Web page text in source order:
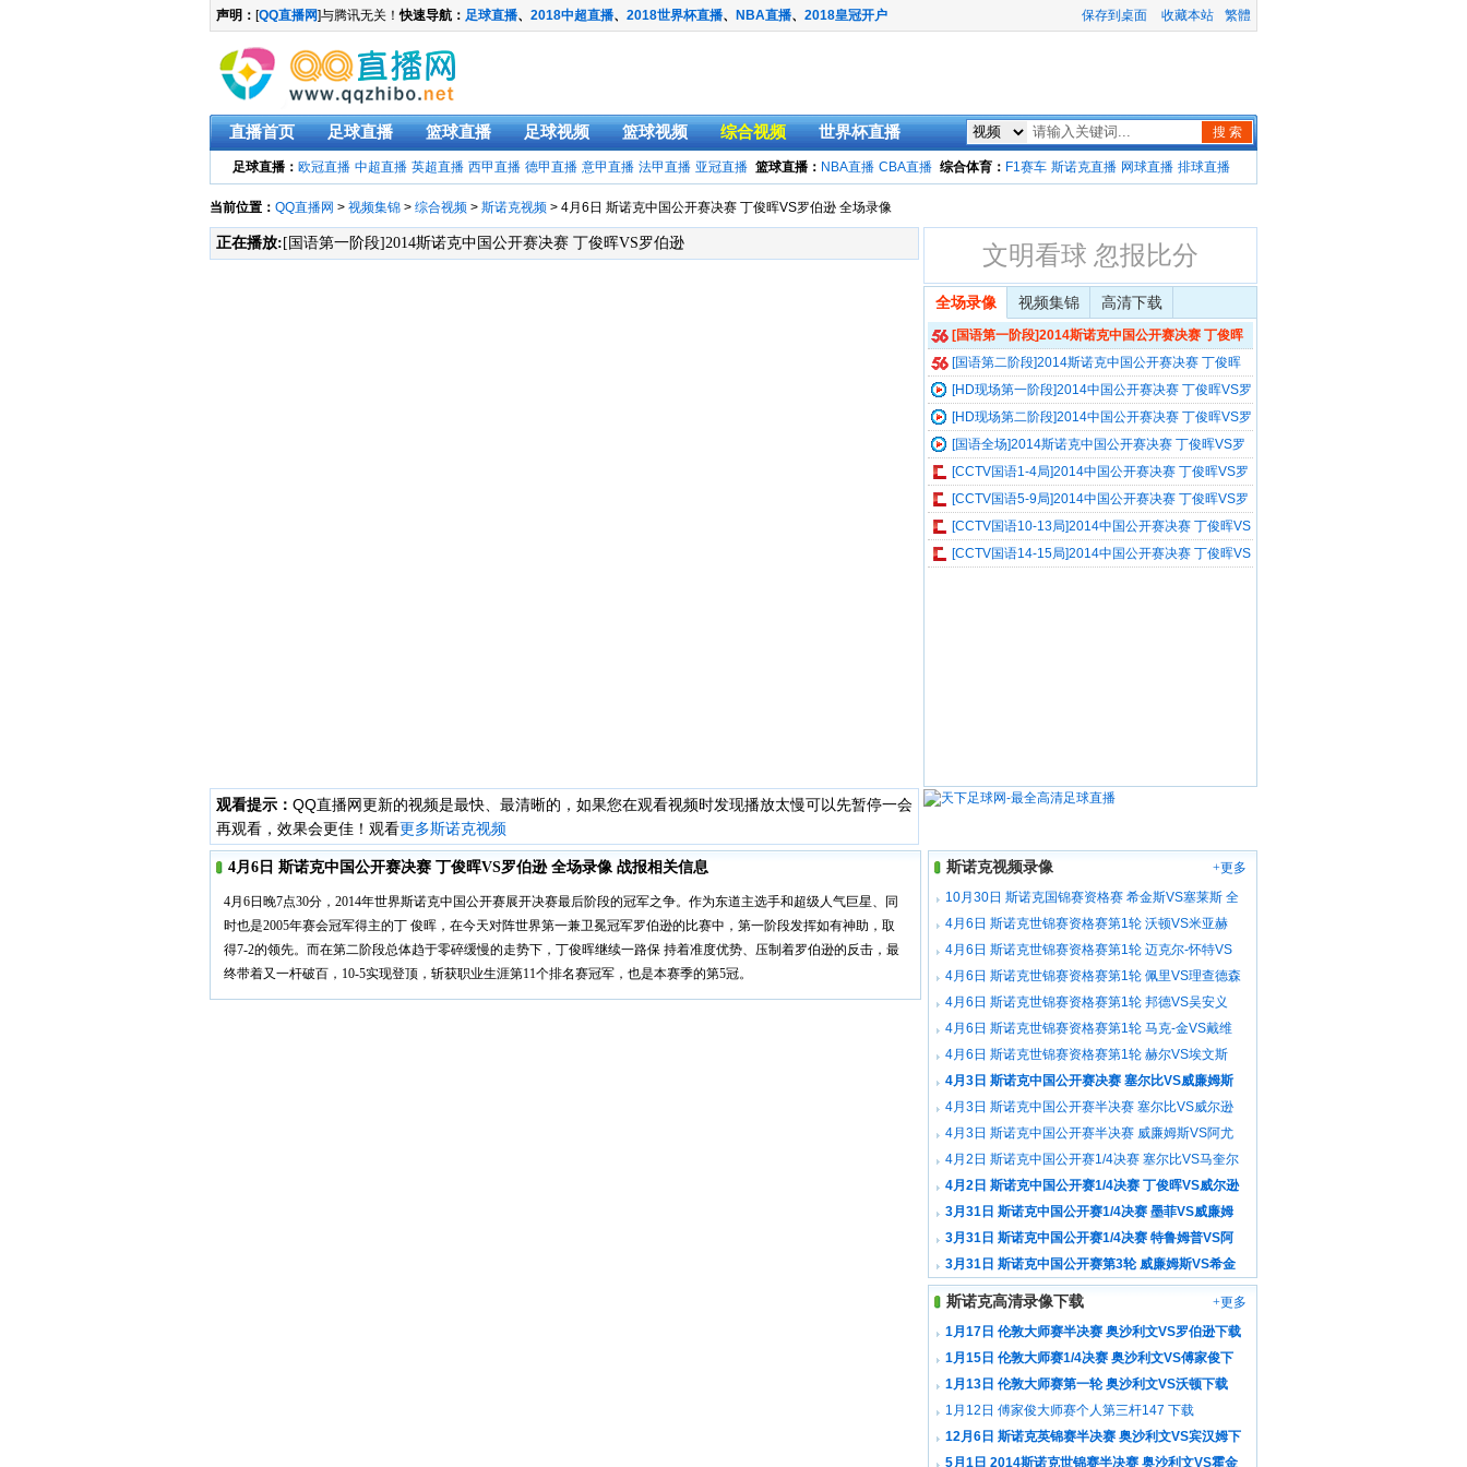
保存到桌面 收藏本站 繁體
声明： [QQ直播网]与腾讯无关！快速导航： 足球直播、 2018中超直播、 2018世界杯直播、 NBA直播、 2018皇冠开户
直播首页 足球直播 篮球直播 足球视频 篮球视频 综合视频 世界杯直播 搜 索
足球直播： 欧冠直播 中超直播 英超直播 西甲直播 德甲直播 意甲直播 法甲直播 亚冠直播 篮球直播： NBA直播 CBA直播 综合体育： F1赛车 斯诺克直播 网球直播 排球直播
当前位置： QQ直播网 > 视频集锦 > 综合视频 > 斯诺克视频 > 4月6日 斯诺克中国公开赛决赛 丁俊晖VS罗伯逊 全场录像
正在播放: [国语第一阶段]2014斯诺克中国公开赛决赛 丁俊晖VS罗伯逊
观看提示： QQ直播网更新的视频是最快、最清晰的，如果您在观看视频时发现播放太慢可以先暂停一会
再观看，效果会更佳！观看更多斯诺克视频
文明看球 忽报比分
全场录像 视频集锦 高清下载
[国语第一阶段]2014斯诺克中国公开赛决赛 丁俊晖
VS罗伯逊
[国语第二阶段]2014斯诺克中国公开赛决赛 丁俊晖
VS罗伯逊
[HD现场第一阶段]2014中国公开赛决赛 丁俊晖VS罗
伯逊[HD现场第二阶段]2014中国公开赛决赛 丁俊晖VS罗
伯逊[国语全场]2014斯诺克中国公开赛决赛 丁俊晖VS罗
伯逊[CCTV国语1-4局]2014中国公开赛决赛 丁俊晖VS罗
伯逊[CCTV国语5-9局]2014中国公开赛决赛 丁俊晖VS罗
伯逊[CCTV国语10-13局]2014中国公开赛决赛 丁俊晖VS
罗伯逊[CCTV国语14-15局]2014中国公开赛决赛 丁俊晖VS
4月6日 斯诺克中国公开赛决赛 丁俊晖VS罗伯逊 全场录像 战报相关信息
4月6日晚7点30分，2014年世界斯诺克中国公开赛展开决赛最后阶段的冠军之争。作为东道主选手和超级人气巨星、同
时也是2005年赛会冠军得主的丁 俊晖，在今天对阵世界第一兼卫冕冠军罗伯逊的比赛中，第一阶段发挥如有神助，取
得7-2的领先。而在第二阶段总体趋于零碎缓慢的走势下，丁俊晖继续一路保 持着准度优势、压制着罗伯逊的反击，最
终带着又一杆破百，10-5实现登顶，斩获职业生涯第11个排名赛冠军，也是本赛季的第5冠。
斯诺克视频录像
+更多
10月30日 斯诺克国锦赛资格赛 希金斯VS塞莱斯 全
场录像
4月6日 斯诺克世锦赛资格赛第1轮 沃顿VS米亚赫
全场录像
4月6日 斯诺克世锦赛资格赛第1轮 迈克尔-怀特VS
梅赫塔 全场录像
4月6日 斯诺克世锦赛资格赛第1轮 佩里VS理查德森
全场录像
4月6日 斯诺克世锦赛资格赛第1轮 邦德VS吴安义
全场录像
4月6日 斯诺克世锦赛资格赛第1轮 马克-金VS戴维
森 全场录像
4月6日 斯诺克世锦赛资格赛第1轮 赫尔VS埃文斯
全场录像
4月3日 斯诺克中国公开赛决赛 塞尔比VS威廉姆斯
全场录像
4月3日 斯诺克中国公开赛半决赛 塞尔比VS威尔逊
全场录像
4月3日 斯诺克中国公开赛半决赛 威廉姆斯VS阿尤
里 全场录像
4月2日 斯诺克中国公开赛1/4决赛 塞尔比VS马奎尔
全场录像
4月2日 斯诺克中国公开赛1/4决赛 丁俊晖VS威尔逊
全场录像
3月31日 斯诺克中国公开赛1/4决赛 墨菲VS威廉姆
斯 全场录像
3月31日 斯诺克中国公开赛1/4决赛 特鲁姆普VS阿
尤里 全场录像
3月31日 斯诺克中国公开赛第3轮 威廉姆斯VS希金
斯 全场录像
斯诺克高清录像下载
+更多
1月17日 伦敦大师赛半决赛 奥沙利文VS罗伯逊下载
1月15日 伦敦大师赛1/4决赛 奥沙利文VS傅家俊下
载1月13日 伦敦大师赛第一轮 奥沙利文VS沃顿下载
1月12日 傅家俊大师赛个人第三杆147 下载
12月6日 斯诺克英锦赛半决赛 奥沙利文VS宾汉姆下
载5月1日 2014斯诺克世锦赛半决赛 奥沙利文VS霍金